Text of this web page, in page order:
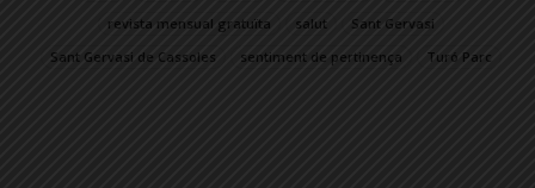
revista mensual gratuïta
salut
Sant Gervasi
Sant Gervasi de Cassoles
sentiment de pertinença Turó Parc